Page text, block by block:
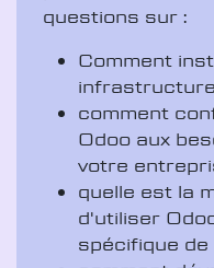
questions sur :
Comment
comment
Odoo aux
votre
quelle est la
d'utiliser
spécifique